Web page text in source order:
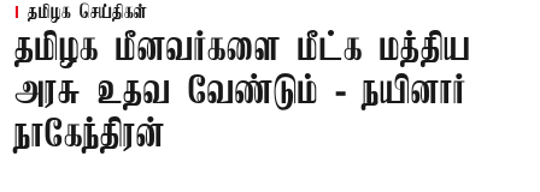
தமிழக செய்திகள்
தமிழக மீனவர்களை மீட்க மத்திய
அரசு உதவ வேண்டும் - நயினார்
நாகேந்திரன்